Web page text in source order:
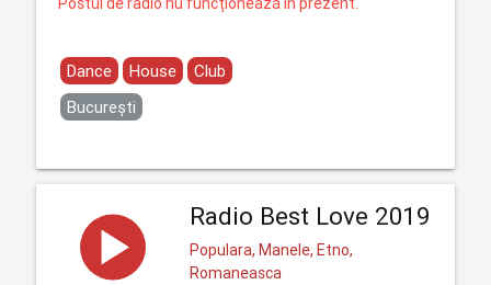
Dance House
Club
București
Radio Best Love 2019
Populara, Manele, Etno,
Romaneasca